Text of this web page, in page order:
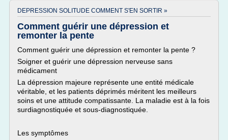
DEPRESSION SOLITUDE COMMENT S'EN SORTIR »
Comment guérir une dépression et
remonter la pente
Comment guérir une dépression et remonter la pente ?
Soigner et guérir une dépression nerveuse sans
médicament
La dépression majeure représente une entité médicale
véritable, et les patients déprimés méritent les meilleurs
soins et une attitude compatissante. La maladie est à la fois
surdiagnostiquée et sous-diagnostiquée.
Les symptômes